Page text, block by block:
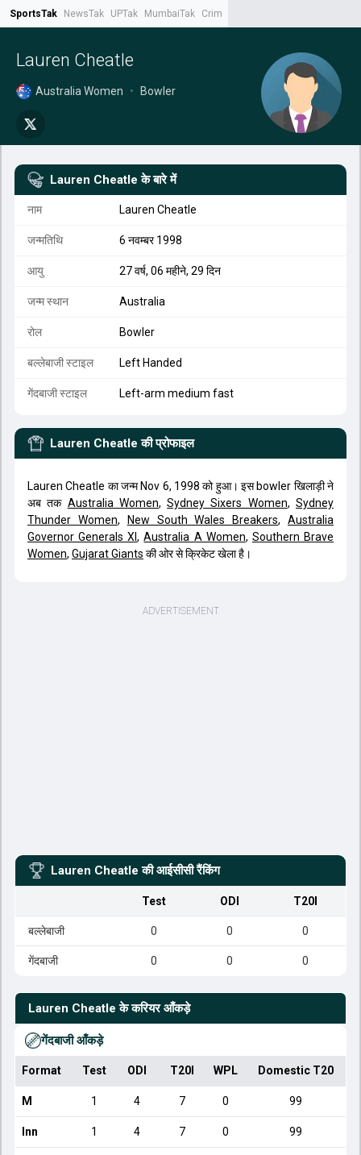
SportsTak NewsTak UPTak MumbaiTak CrimeTak
Lauren Cheatle
Australia Women • Bowler
Lauren Cheatle के बारे में
नाम Lauren Cheatle
जन्मतिथि 6 नवम्बर 1998
आयु 27 वर्ष, 06 महीने, 29 दिन
जन्म स्थान Australia
रोल Bowler
बल्लेबाजी स्टाइल Left Handed
गेंदबाजी स्टाइल Left-arm medium fast
Lauren Cheatle की प्रोफाइल
Lauren Cheatle का जन्म Nov 6, 1998 को हुआ। इस bowler खिलाड़ी ने
अब तक Australia Women,Sydney Sixers Women,Sydney
Thunder Women, New South Wales Breakers,Australia
Governor Generals XI,Australia A Women, Southern Brave
Women, Gujarat Giants की ओर से क्रिकेट खेला है।
Lauren Cheatle की आईसीसी रैंकिंग
Test ODI T20I
बल्लेबाजी 0 0 0
गेंदबाजी 0 0 0
Lauren Cheatle के करियर आँकड़े
गेंदबाजी आँकड़े
Format Test ODI T20I WPL Domestic T20
M 1 4 7 0 99
Inn 1 4 7 0 99